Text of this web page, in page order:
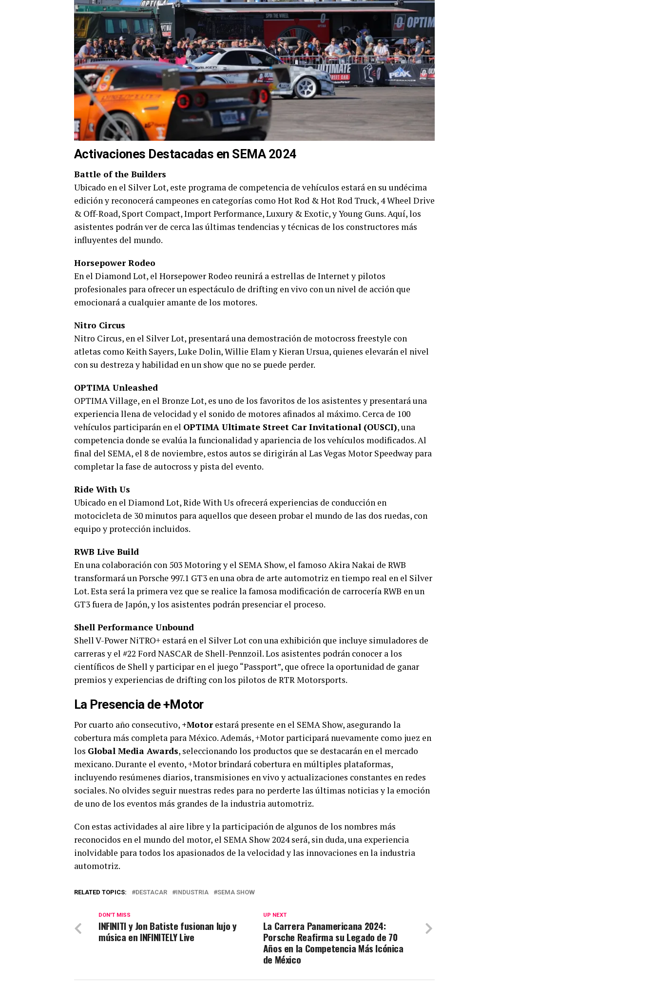
Activaciones Destacadas en SEMA 2024
Battle of the Builders
Ubicado en el Silver Lot, este programa de competencia de vehículos estará en su undécima
edición y reconocerá campeones en categorías como Hot Rod & Hot Rod Truck, 4 Wheel Drive
& Off-Road, Sport Compact, Import Performance, Luxury & Exotic, y Young Guns. Aquí, los
asistentes podrán ver de cerca las últimas tendencias y técnicas de los constructores más
influyentes del mundo.
Horsepower Rodeo
En el Diamond Lot, el Horsepower Rodeo reunirá a estrellas de Internet y pilotos
profesionales para ofrecer un espectáculo de drifting en vivo con un nivel de acción que
emocionará a cualquier amante de los motores.
Nitro Circus
Nitro Circus, en el Silver Lot, presentará una demostración de motocross freestyle con
atletas como Keith Sayers, Luke Dolin, Willie Elam y Kieran Ursua, quienes elevarán el nivel
con su destreza y habilidad en un show que no se puede perder.
OPTIMA Unleashed
OPTIMA Village, en el Bronze Lot, es uno de los favoritos de los asistentes y presentará una
experiencia llena de velocidad y el sonido de motores afinados al máximo. Cerca de 100
vehículos participarán en el OPTIMA Ultimate Street Car Invitational (OUSCI), una
competencia donde se evalúa la funcionalidad y apariencia de los vehículos modificados. Al
final del SEMA, el 8 de noviembre, estos autos se dirigirán al Las Vegas Motor Speedway para
completar la fase de autocross y pista del evento.
Ride With Us
Ubicado en el Diamond Lot, Ride With Us ofrecerá experiencias de conducción en
motocicleta de 30 minutos para aquellos que deseen probar el mundo de las dos ruedas, con
equipo y protección incluidos.
RWB Live Build
En una colaboración con 503 Motoring y el SEMA Show, el famoso Akira Nakai de RWB
transformará un Porsche 997.1 GT3 en una obra de arte automotriz en tiempo real en el Silver
Lot. Esta será la primera vez que se realice la famosa modificación de carrocería RWB en un
GT3 fuera de Japón, y los asistentes podrán presenciar el proceso.
Shell Performance Unbound
Shell V-Power NiTRO+ estará en el Silver Lot con una exhibición que incluye simuladores de
carreras y el #22 Ford NASCAR de Shell-Pennzoil. Los asistentes podrán conocer a los
científicos de Shell y participar en el juego “Passport”, que ofrece la oportunidad de ganar
premios y experiencias de drifting con los pilotos de RTR Motorsports.
La Presencia de +Motor
Por cuarto año consecutivo, +Motorestará presente en el SEMA Show, asegurando la
cobertura más completa para México. Además, +Motor participará nuevamente como juez en
los Global Media Awards, seleccionando los productos que se destacarán en el mercado
mexicano. Durante el evento, +Motor brindará cobertura en múltiples plataformas,
incluyendo resúmenes diarios, transmisiones en vivo y actualizaciones constantes en redes
sociales. No olvides seguir nuestras redes para no perderte las últimas noticias y la emoción
de uno de los eventos más grandes de la industria automotriz.
Con estas actividades al aire libre y la participación de algunos de los nombres más
reconocidos en el mundo del motor, el SEMA Show 2024 será, sin duda, una experiencia
inolvidable para todos los apasionados de la velocidad y las innovaciones en la industria
automotriz.
RELATED TOPICS: DESTACAR INDUSTRIA SEMA SHOW
UP NEXT
La Carrera Panamericana 2024:
Porsche Reafirma su Legado de 70
Años en la Competencia Más Icónica
de México
DON'T MISS
INFINITI y Jon Batiste fusionan lujo y
música en INFINITELY Live